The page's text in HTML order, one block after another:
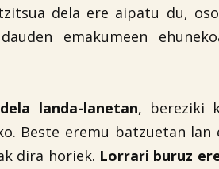
dela ere aipatu du,
emakumeen
landa-lanetan, bereziki
Beste eremu batzuetan lan
dira horiek. Lorrari buruz